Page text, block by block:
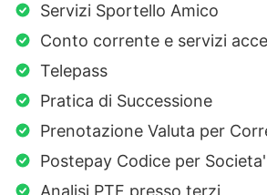
Servizi Sportello Amico
Conto corrente e servizi
Telepass
Pratica di Successione
Prenotazione Valuta per
Postepay Codice per Societa'
Analisi PTF presso terzi